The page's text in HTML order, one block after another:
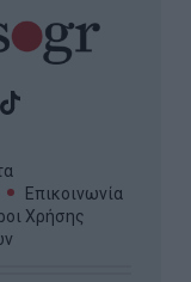
Επικοινωνία
Χρήσης